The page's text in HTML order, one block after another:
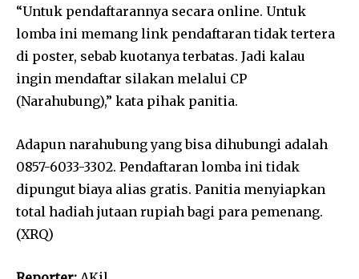
“Untuk pendaftarannya secara online. Untuk
lomba ini memang link pendaftaran tidak tertera
di poster, sebab kuotanya terbatas. Jadi kalau
ingin mendaftar silakan melalui CP
(Narahubung),” kata pihak panitia.
Adapun narahubung yang bisa dihubungi adalah
0857-6033-3302. Pendaftaran lomba ini tidak
dipungut biaya alias gratis. Panitia menyiapkan
total hadiah jutaan rupiah bagi para pemenang.
(XRQ)